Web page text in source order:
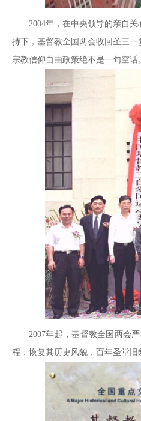
2004年，在中央领导的亲自
持下，基督教全国两会收回圣三
宗教信仰自由政策绝不是一句空话
2007年起，基督教全国两会
程，恢复其历史风貌，百年圣堂旧